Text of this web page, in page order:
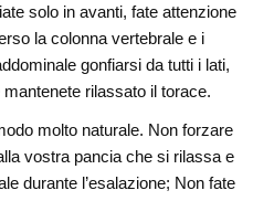
solo in avanti, fate attenzione
la colonna vertebrale e i
gonfiarsi da tutti i lati,
rilassato il torace.
molto naturale. Non forzare
vostra pancia che si rilassa e
durante l’esalazione; Non fate